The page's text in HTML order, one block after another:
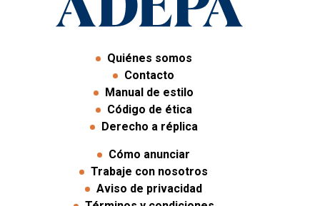
Quiénes somos
Contacto
Manual de estilo
Código de ética
Derecho a réplica
Cómo anunciar
Trabaje con nosotros
Aviso de privacidad